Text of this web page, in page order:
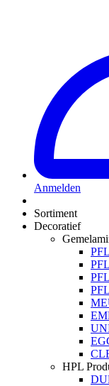
Anmelden
Sortiment
Decoratief
HPL